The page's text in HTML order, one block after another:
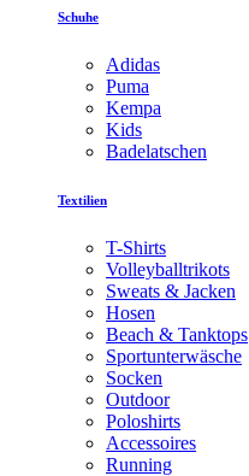
Schuhe
Adidas
Puma
Kempa
Kids
Badelatschen
Textilien
T-Shirts
Volleyballtrikots
Sweats & Jacken
Hosen
Beach & Tanktops
Sportunterwäsche
Socken
Outdoor
Poloshirts
Accessoires
Running